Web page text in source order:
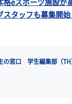
格eスポーツ施設が
スタッフも募集開
の窓口 学生編集部（TH